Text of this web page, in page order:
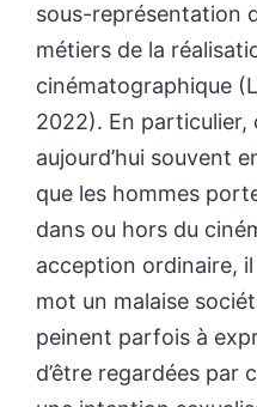
sous-représentation
métiers de la
cinématographique
2022). En particulier,
aujourd’hui souvent
que les hommes
dans ou hors du
acception ordinaire,
mot un malaise
peinent parfois à
d’être regardées par